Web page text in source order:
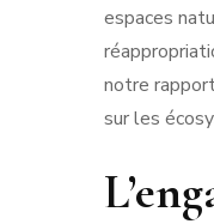
espaces
notre
sur les